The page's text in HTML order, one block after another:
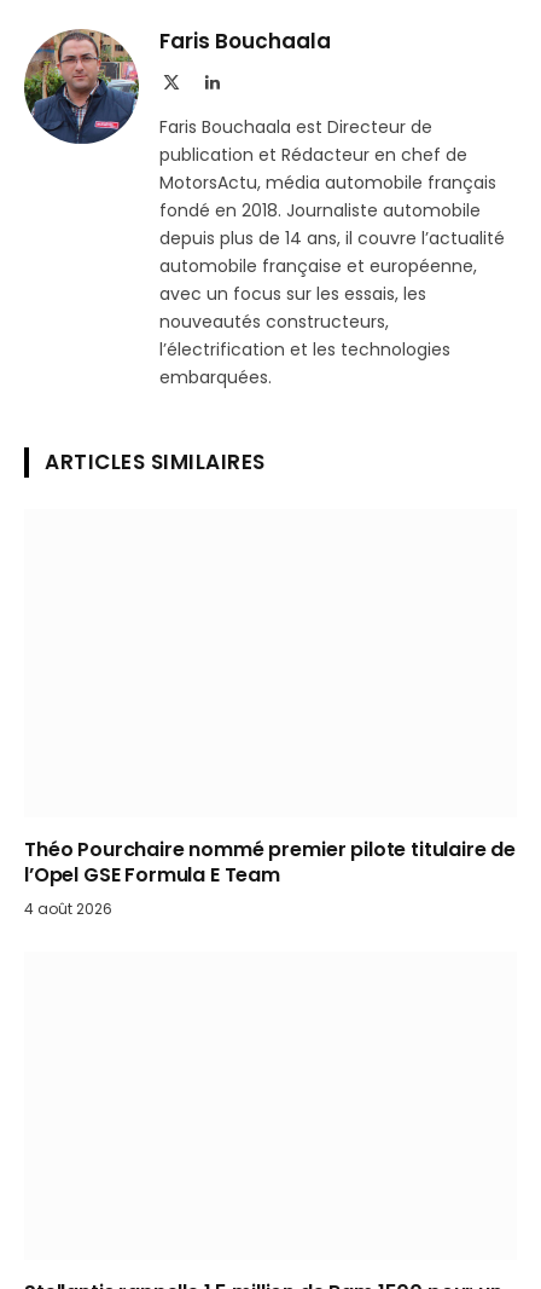
Telegram
Faris Bouchaala
LinkedIn
Faris Bouchaala est Directeur de
publication et Rédacteur en chef de
MotorsActu, média automobile français
fondé en 2018. Journaliste automobile
depuis plus de 14 ans, il couvre l’actualité
automobile française et européenne,
avec un focus sur les essais, les
nouveautés constructeurs,
l’électrification et les technologies
embarquées.
ARTICLES SIMILAIRES
Théo Pourchaire nommé premier pilote titulaire de
l’Opel GSE Formula E Team
4 août 2026